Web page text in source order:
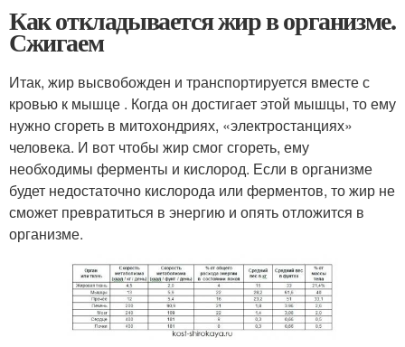
Как откладывается жир в организме.
Сжигаем
Итак, жир высвобожден и транспортируется вместе с
кровью к мышце . Когда он достигает этой мышцы, то ему
нужно сгореть в митохондриях, «электростанциях»
человека. И вот чтобы жир смог сгореть, ему
необходимы ферменты и кислород. Если в организме
будет недостаточно кислорода или ферментов, то жир не
сможет превратиться в энергию и опять отложится в
организме.